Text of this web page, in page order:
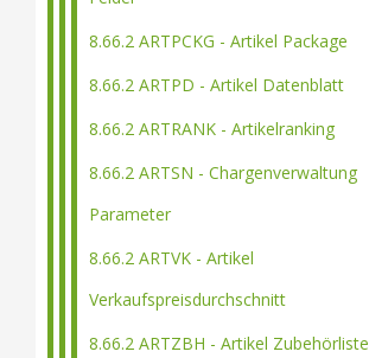
8.66.2 ARTPCKG - Artikel Package
8.66.2 ARTPD - Artikel Datenblatt
8.66.2 ARTRANK - Artikelranking
8.66.2 ARTSN - Chargenverwaltung
Parameter
8.66.2 ARTVK - Artikel
Verkaufspreisdurchschnitt
8.66.2 ARTZBH - Artikel Zubehörliste